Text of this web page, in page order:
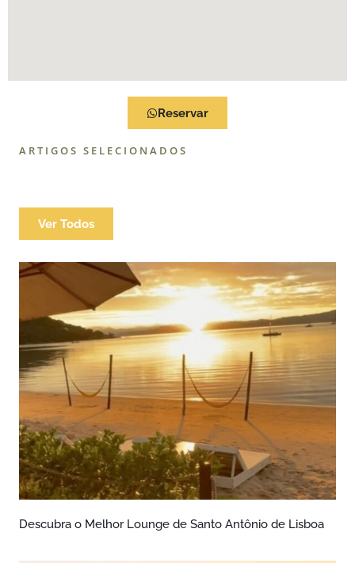
Reservar
ARTIGOS SELECIONADOS
Ver Todos
Descubra o Melhor Lounge de Santo Antônio de Lisboa